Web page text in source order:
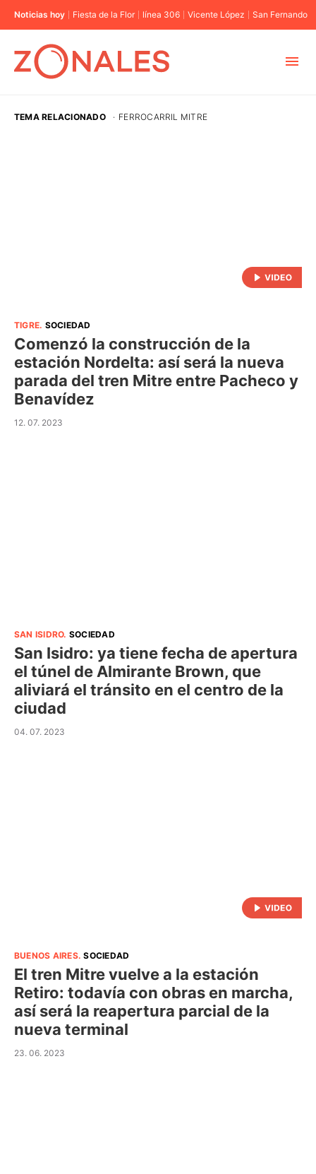
Noticias hoy Fiesta de la Flor línea 306 Vicente López San Fernando
TEMA RELACIONADO · FERROCARRIL MITRE
TIGRE. SOCIEDAD
Comenzó la construcción de la
estación Nordelta: así será la nueva
parada del tren Mitre entre Pacheco y
Benavídez
12. 07. 2023
SAN ISIDRO. SOCIEDAD
San Isidro: ya tiene fecha de apertura
el túnel de Almirante Brown, que
aliviará el tránsito en el centro de la
ciudad
04. 07. 2023
BUENOS AIRES.SOCIEDAD
El tren Mitre vuelve a la estación
Retiro: todavía con obras en marcha,
así será la reapertura parcial de la
nueva terminal
23. 06. 2023